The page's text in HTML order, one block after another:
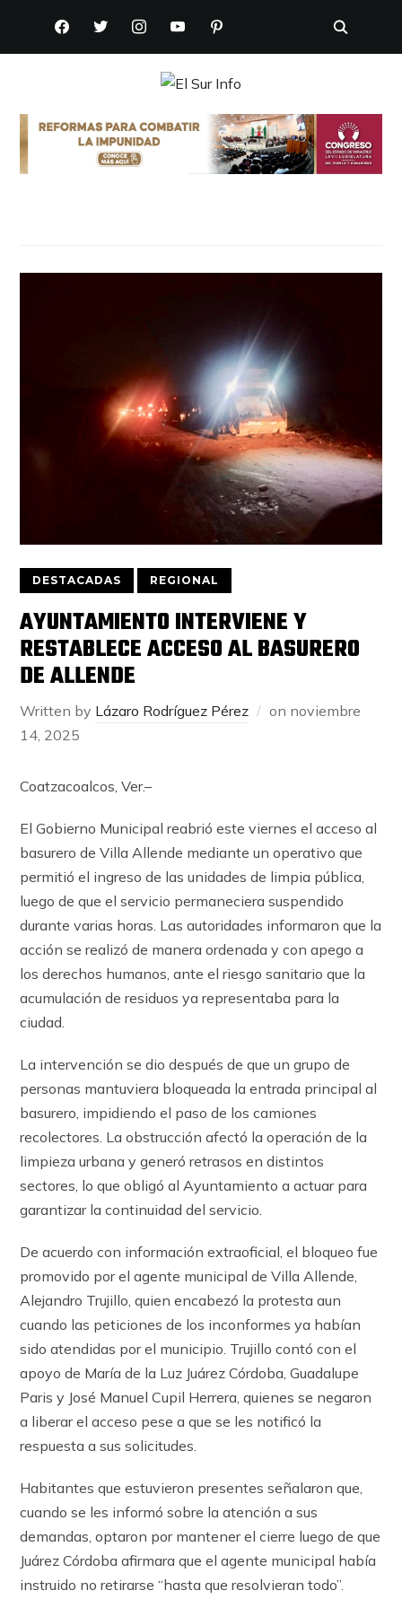
FACEBOOKTWITTERINSTAGRAMYOUTUBEPINTEREST
DESTACADAS REGIONAL
AYUNTAMIENTO INTERVIENE Y
RESTABLECE ACCESO AL BASURERO
DE ALLENDE
Written by Lázaro Rodríguez Pérez on noviembre
14, 2025
Coatzacoalcos, Ver.–
El Gobierno Municipal reabrió este viernes el acceso al
basurero de Villa Allende mediante un operativo que
permitió el ingreso de las unidades de limpia pública,
luego de que el servicio permaneciera suspendido
durante varias horas. Las autoridades informaron que la
acción se realizó de manera ordenada y con apego a
los derechos humanos, ante el riesgo sanitario que la
acumulación de residuos ya representaba para la
ciudad.
La intervención se dio después de que un grupo de
personas mantuviera bloqueada la entrada principal al
basurero, impidiendo el paso de los camiones
recolectores. La obstrucción afectó la operación de la
limpieza urbana y generó retrasos en distintos
sectores, lo que obligó al Ayuntamiento a actuar para
garantizar la continuidad del servicio.
De acuerdo con información extraoficial, el bloqueo fue
promovido por el agente municipal de Villa Allende,
Alejandro Trujillo, quien encabezó la protesta aun
cuando las peticiones de los inconformes ya habían
sido atendidas por el municipio. Trujillo contó con el
apoyo de María de la Luz Juárez Córdoba, Guadalupe
Paris y José Manuel Cupil Herrera, quienes se negaron
a liberar el acceso pese a que se les notificó la
respuesta a sus solicitudes.
Habitantes que estuvieron presentes señalaron que,
cuando se les informó sobre la atención a sus
demandas, optaron por mantener el cierre luego de que
Juárez Córdoba afirmara que el agente municipal había
instruido no retirarse “hasta que resolvieran todo”.